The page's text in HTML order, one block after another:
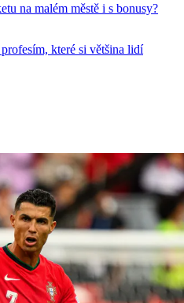
na malém městě i s bonusy?
které si většina lidí